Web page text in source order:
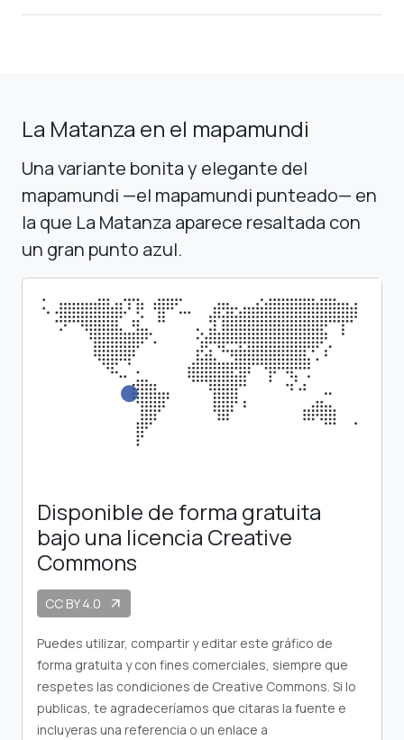
La Matanza en el mapamundi
Una variante bonita y elegante del
mapamundi —el mapamundi punteado— en
la que La Matanza aparece resaltada con
un gran punto azul.
Disponible de forma gratuita
bajo una licencia Creative
Commons
CC BY 4.0 arrow_outward
Puedes utilizar, compartir y editar este gráfico de
forma gratuita y con fines comerciales, siempre que
respetes las condiciones de Creative Commons. Si lo
publicas, te agradeceríamos que citaras la fuente e
incluyeras una referencia o un enlace a